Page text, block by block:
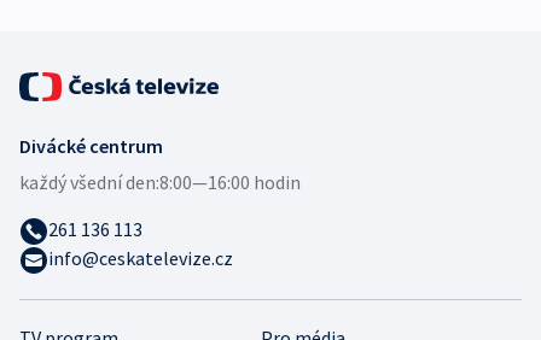
Divácké centrum
každý všední den:8:00—16:00 hodin
261 136 113
info@ceskatelevize.cz